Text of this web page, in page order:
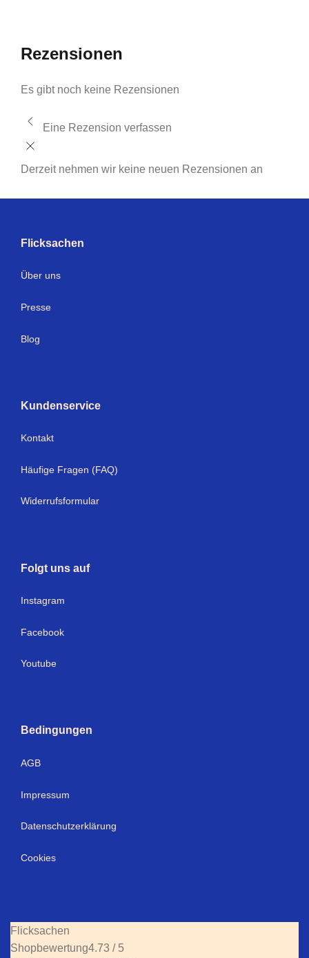
Rezensionen
Es gibt noch keine Rezensionen
Eine Rezension verfassen
Derzeit nehmen wir keine neuen Rezensionen an
Flicksachen
Über uns
Presse
Blog
Kundenservice
Kontakt
Häufige Fragen (FAQ)
Widerrufsformular
Folgt uns auf
Instagram
Facebook
Youtube
Bedingungen
AGB
Impressum
Datenschutzerklärung
Cookies
Flicksachen
Shopbewertung4.73 / 5